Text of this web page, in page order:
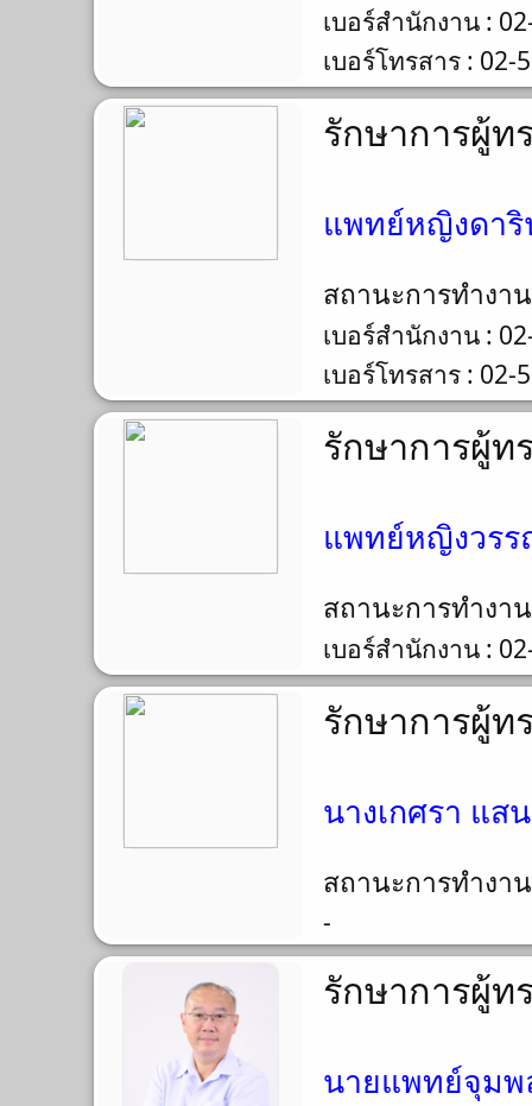
เบอร์สำนักงาน :
เบอร์โทรสาร : 02-
รักษาการผู้
แพทย์หญิงดา
สถานะการทำงา
เบอร์สำนักงาน :
เบอร์โทรสาร : 02-
รักษาการผู้
แพทย์หญิงวร
สถานะการทำงา
เบอร์สำนักงาน :
รักษาการผู้
นางเกศรา แส
สถานะการทำงา
-
รักษาการผู้
นายแพทย์จุมพ